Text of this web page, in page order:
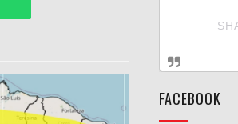
FACEBOOK